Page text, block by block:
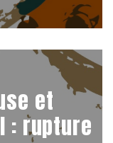
et
: rupture